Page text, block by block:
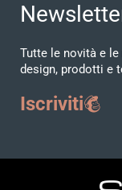
Tutte le novità e
design, prodotti e
Iscriviti